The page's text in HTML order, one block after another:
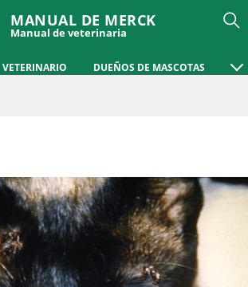
MANUAL DE MERCK
Manual de veterinaria
DUEÑOS DE MASCOTAS